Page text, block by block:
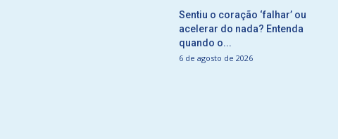
Sentiu o coração ‘falhar’ ou
acelerar do nada? Entenda
quando o...
6 de agosto de 2026